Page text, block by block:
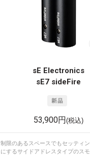
sE Electronics
sE7 sideFire
53,900円(税込)
制限のあるスペースでもセッティ
にするサイドアドレスタイプのスモ